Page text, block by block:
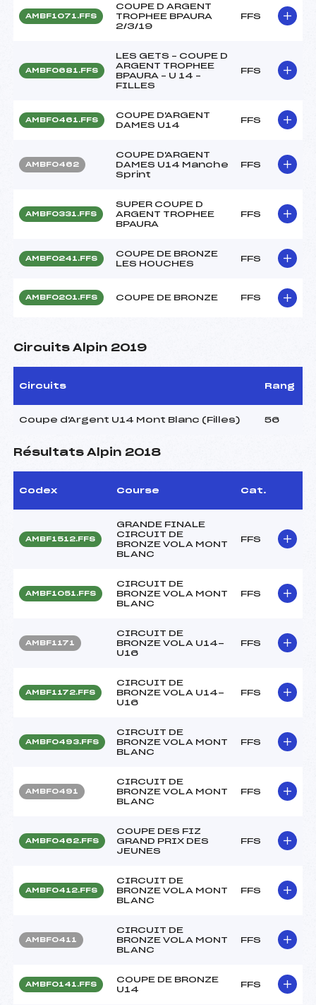
AMBF1071.FFS
COUPE D ARGENT
TROPHEE BPAURA
2/3/19
FFS
AMBF0681.FFS
LES GETS – COUPE D
ARGENT TROPHEE
BPAURA – U 14 –
FILLES
FFS
AMBF0461.FFS
COUPE D'ARGENT
DAMES U14
FFS
AMBF0462
COUPE D'ARGENT
DAMES U14 Manche
Sprint
FFS
AMBF0331.FFS
SUPER COUPE D
ARGENT TROPHEE
BPAURA
FFS
AMBF0241.FFS
COUPE DE BRONZE
LES HOUCHES
FFS
AMBF0201.FFS COUPE DE BRONZE FFS
Circuits Alpin 2019
Circuits Rang
Coupe d'Argent U14 Mont Blanc (Filles) 56
Résultats Alpin 2018
Codex Course Cat.
AMBF1512.FFS
GRANDE FINALE
CIRCUIT DE
BRONZE VOLA MONT
BLANC
FFS
AMBF1051.FFS
CIRCUIT DE
BRONZE VOLA MONT
BLANC
FFS
AMBF1171
CIRCUIT DE
BRONZE VOLA U14-
U16
FFS
AMBF1172.FFS
CIRCUIT DE
BRONZE VOLA U14-
U16
FFS
AMBF0493.FFS
CIRCUIT DE
BRONZE VOLA MONT
BLANC
FFS
AMBF0491
CIRCUIT DE
BRONZE VOLA MONT
BLANC
FFS
AMBF0462.FFS
COUPE DES FIZ
GRAND PRIX DES
JEUNES
FFS
AMBF0412.FFS
CIRCUIT DE
BRONZE VOLA MONT
BLANC
FFS
AMBF0411
CIRCUIT DE
BRONZE VOLA MONT
BLANC
FFS
AMBF0141.FFS
COUPE DE BRONZE
U14
FFS